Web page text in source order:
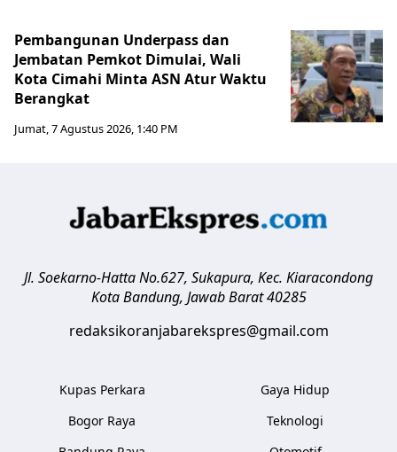
Pembangunan Underpass dan
Jembatan Pemkot Dimulai, Wali
Kota Cimahi Minta ASN Atur Waktu
Berangkat
Jumat, 7 Agustus 2026, 1:40 PM
Jl. Soekarno-Hatta No.627, Sukapura, Kec. Kiaracondong
Kota Bandung, Jawab Barat 40285
redaksikoranjabarekspres@gmail.com
Kupas Perkara
Bogor Raya
Gaya Hidup
Teknologi